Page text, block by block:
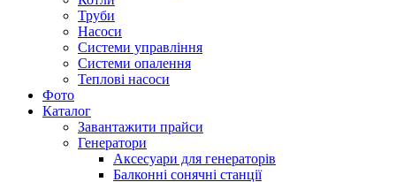
Труби
Насоси
Системи управління
Системи опалення
Теплові насоси
Фото
Каталог
Завантажити прайси
Генератори
Аксесуари для генераторів
Балконні сонячні станції